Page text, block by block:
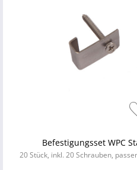
Befestigungsset WPC
20 Stück, inkl. 20 Schrauben,